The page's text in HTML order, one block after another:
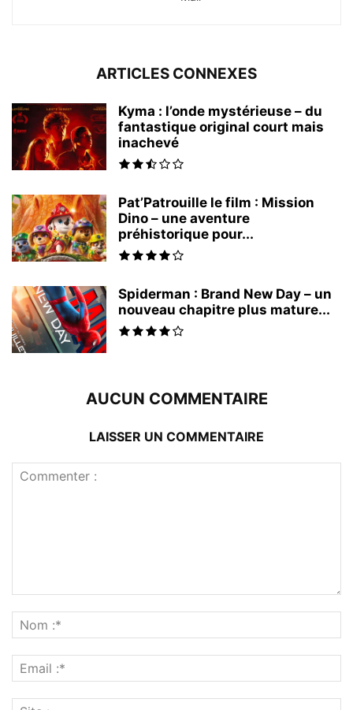
ARTICLES CONNEXES
Kyma : l’onde mystérieuse – du
fantastique original court mais
inachevé
Pat’Patrouille le film : Mission
Dino – une aventure
préhistorique pour...
Spiderman : Brand New Day – un
nouveau chapitre plus mature...
AUCUN COMMENTAIRE
LAISSER UN COMMENTAIRE